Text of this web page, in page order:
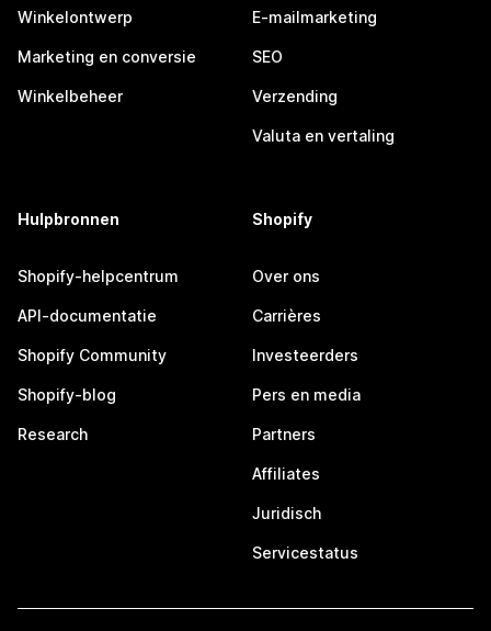
Winkelontwerp
Marketing en conversie
Winkelbeheer
E-mailmarketing
SEO
Verzending
Valuta en vertaling
Hulpbronnen
Shopify-helpcentrum
API-documentatie
Shopify Community
Shopify-blog
Research
Shopify
Over ons
Carrières
Investeerders
Pers en media
Partners
Affiliates
Juridisch
Servicestatus